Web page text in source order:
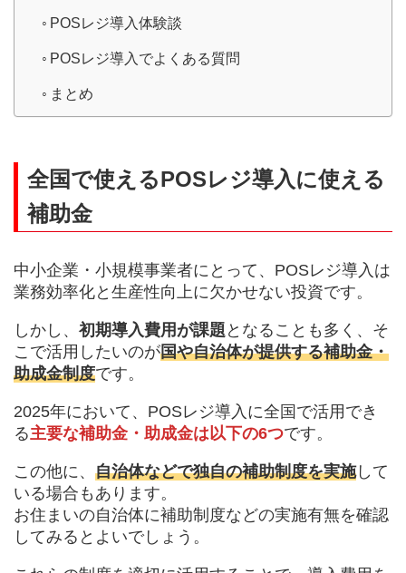
POSレジ導入体験談
POSレジ導入でよくある質問
まとめ
全国で使えるPOSレジ導入に使える
補助金
中小企業・小規模事業者にとって、POSレジ導入は
業務効率化と生産性向上に欠かせない投資です。
しかし、 初期導入費用が課題 となることも多く、そ
こで活用したいのが国や自治体が提供する補助金・
助成金制度です。
2025年において、POSレジ導入に全国で活用でき
る主要な補助金・助成金は以下の6つです。
この他に、 自治体などで独自の補助制度を実施して
いる場合もあります。
お住まいの自治体に補助制度などの実施有無を確認
してみるとよいでしょう。